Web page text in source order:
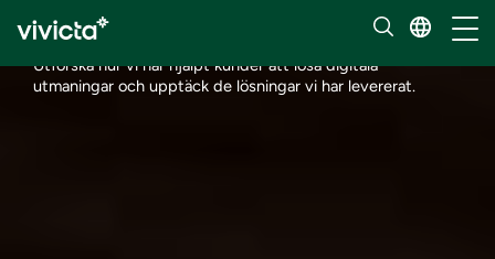
Kundcase
Utforska hur vi har hjälpt kunder att lösa digitala
utmaningar och upptäck de lösningar vi har levererat.